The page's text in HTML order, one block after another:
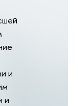
и
и